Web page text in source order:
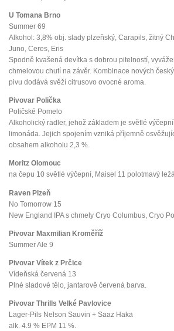
U Tomana Brno
Summer 69
Alkohol: 3,8% obj. slady plzeňský, Carapils, žitný
Juno, Ceres, Eris
Spodně kvašená devítka s dobrou pitelností,
chmelovou chutí na závěr. Kombinace nových
pivu dodává svěží citrusovo ovocné aroma.
Pivovar Polička
Poličské Pomelo
Alkoholický radler, jehož základem je světlé
limonáda. Jejich spojením vzniká příjemně
obsahem alkoholu 2,3 %.
Moritz Olomouc
na čepu 10 světlé výčepní, Maisel 11 polotmavý
Raven Plzeň
No Tomorrow 15
New England IPA s chmely Cryo Columbus, Cryo
Pivovar Maxmilian Kroměříž
Summer Ale 9
Pivovar Vítek z Prčice
Vídeňská červená 13
Plné sladové tělo, jantarově červená barva.
Pivovar Thrills Velké Pavlovice
Lager-Pils Nelson Sauvin + Saaz Haka
alk. 4.9 % EPM 11 %.